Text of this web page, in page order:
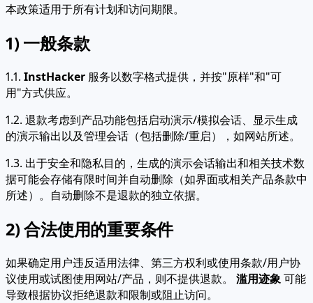
本政策适用于所有计划和访问期限。
1) 一般条款
1.1. InstHacker 服务以数字格式提供，并按"原样"和"可
用"方式供应。
1.2. 退款考虑到产品功能包括启动演示/模拟会话、显示生成
的演示输出以及管理会话（包括删除/重启），如网站所述。
1.3. 出于安全和隐私目的，生成的演示会话输出和相关技术数
据可能会存储有限时间并自动删除（如界面或相关产品条款中
所述）。自动删除不是退款的独立依据。
2) 合法使用的重要条件
如果确定用户违反适用法律、第三方权利或使用条款/用户协
议使用或试图使用网站/产品，则不提供退款。 滥用迹象可能
导致根据协议拒绝退款和限制或阻止访问。